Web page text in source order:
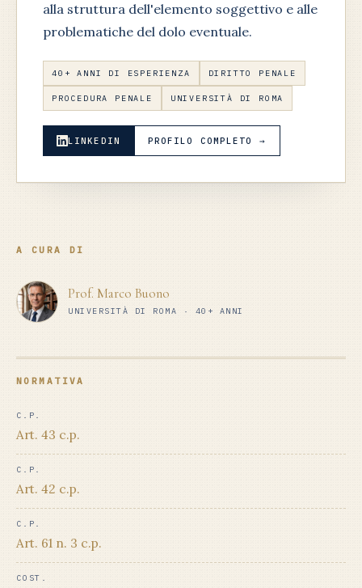
alla struttura dell'elemento soggettivo e alle
problematiche del dolo eventuale.
40+ ANNI DI ESPERIENZA DIRITTO PENALE
PROCEDURA PENALE UNIVERSITÀ DI ROMA
LINKEDIN PROFILO COMPLETO →
A CURA DI
Prof. Marco Buono
UNIVERSITÀ DI ROMA · 40+ ANNI
NORMATIVA
C.P.
Art. 43 c.p.
C.P.
Art. 42 c.p.
C.P.
Art. 61 n. 3 c.p.
COST.